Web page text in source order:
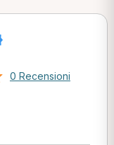
0 Recensioni